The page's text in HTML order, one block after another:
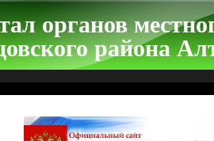
органов
района